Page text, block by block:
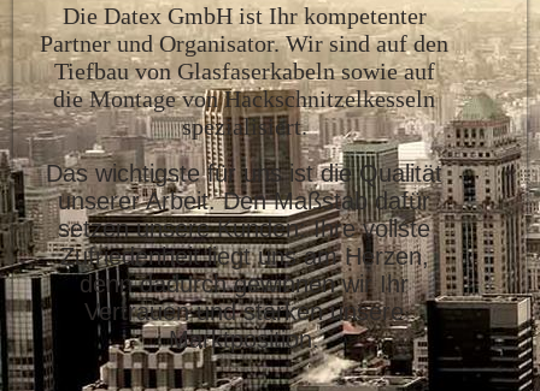
Die Datex GmbH ist Ihr kompetenter
Partner und Organisator. Wir sind auf den
Tiefbau von Glasfaserkabeln sowie auf
die Montage von Hackschnitzelkesseln
spezialisiert.
Das wichtigste für uns ist die Qualität
unserer Arbeit. Den Maßstab dafür
setzen unsere Kunden: Ihre vollste
Zufriedenheit liegt uns am Herzen,
denn dadurch gewinnen wir Ihr
Vertrauen und stärken unsere
Marktposition.